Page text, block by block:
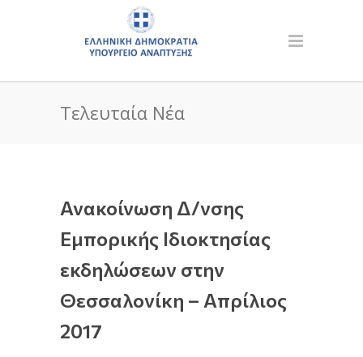
Τελευταία Νέα
Ανακοίνωση Δ/νσης
Εμπορικής Ιδιοκτησίας
εκδηλώσεων στην
Θεσσαλονίκη – Απρίλιος
2017